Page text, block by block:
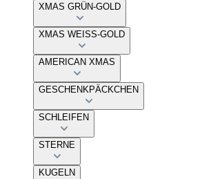
XMAS GRÜN-GOLD
XMAS WEISS-GOLD
AMERICAN XMAS
GESCHENKPÄCKCHEN
SCHLEIFEN
STERNE
KUGELN